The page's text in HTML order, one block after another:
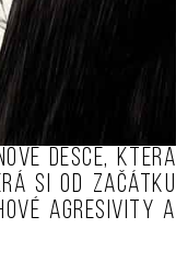
desce, která
si od začátku
agresivity a